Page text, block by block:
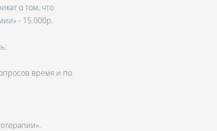
о том, что
- 15.000р.
время и по